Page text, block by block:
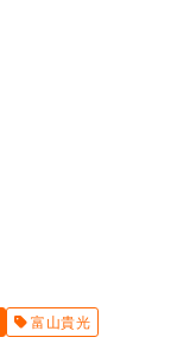
富山貴光